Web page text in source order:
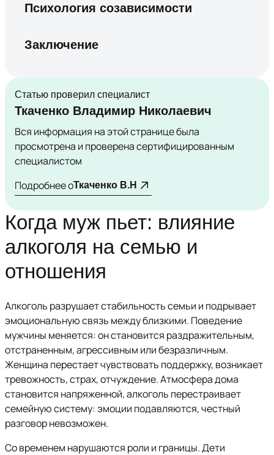
Психология созависимости
Заключение
Статью проверил специалист
Ткаченко Владимир Николаевич
Вся информация на этой странице была
просмотрена и проверена сертифицированным
специалистом
Подробнее оТкаченко В.Н
Когда муж пьет: влияние
алкоголя на семью и
отношения
Алкоголь разрушает стабильность семьи и подрывает
эмоциональную связь между близкими. Поведение
мужчины меняется: он становится раздражительным,
отстраненным, агрессивным или безразличным.
Женщина перестает чувствовать поддержку, возникает
тревожность, страх, отчуждение. Атмосфера дома
становится напряженной, алкоголь перестраивает
семейную систему: эмоции подавляются, честный
разговор невозможен.
Со временем нарушаются роли и границы. Дети